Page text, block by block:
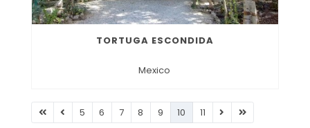
TORTUGA ESCONDIDA
Mexico
5 6 7 8 9 10 11